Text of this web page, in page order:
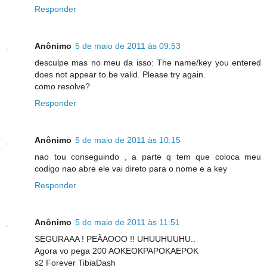
Responder
Anônimo 5 de maio de 2011 às 09:53
desculpe mas no meu da isso: The name/key you entered
does not appear to be valid. Please try again.
como resolve?
Responder
Anônimo 5 de maio de 2011 às 10:15
nao tou conseguindo , a parte q tem que coloca meu
codigo nao abre ele vai direto para o nome e a key
Responder
Anônimo 5 de maio de 2011 às 11:51
SEGURAAA ! PEÃAOOO !! UHUUHUUHU..
Agora vo pega 200 AOKEOKPAPOKAEPOK
s2 Forever TibiaDash